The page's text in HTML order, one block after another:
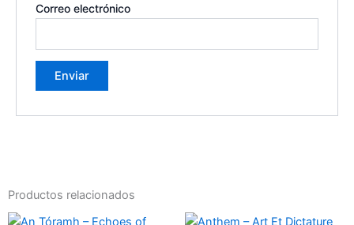
Correo electrónico
Productos relacionados